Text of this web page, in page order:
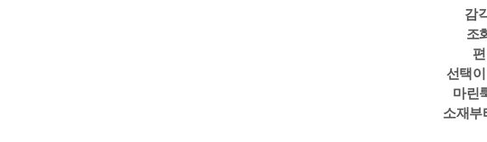
감
조
선택
마린
소재부